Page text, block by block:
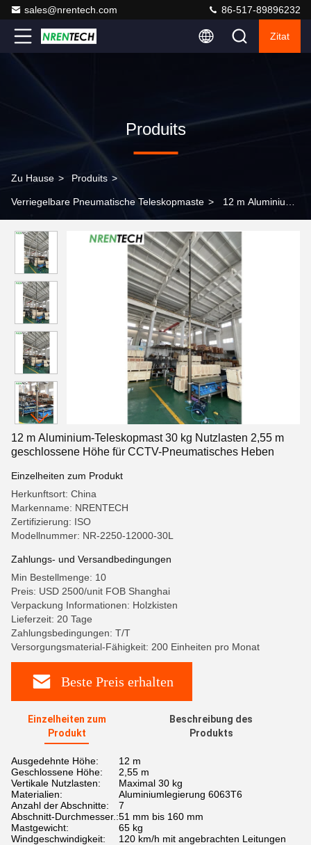
sales@nrentech.com 86-517-89896232
Zitat
Produits
Zu Hause > Produits >
Verriegelbare Pneumatische Teleskopmaste > 12 m Aluminium-
CCTV-Pneumatisches Heben
12 m Aluminium-Teleskopmast 30 kg Nutzlasten 2,55 m
geschlossene Höhe für CCTV-Pneumatisches Heben
Einzelheiten zum Produkt
Herkunftsort: China
Markenname: NRENTECH
Zertifizierung: ISO
Modellnummer: NR-2250-12000-30L
Zahlungs- und Versandbedingungen
Min Bestellmenge: 10
Preis: USD 2500/unit FOB Shanghai
Verpackung Informationen: Holzkisten
Lieferzeit: 20 Tage
Zahlungsbedingungen: T/T
Versorgungsmaterial-Fähigkeit: 200 Einheiten pro Monat
Beste Preis erhalten
Einzelheiten zum
Produkt
Beschreibung des
Produkts
Ausgedehnte Höhe:
12 m
Geschlossene Höhe:
2,55 m
Vertikale Nutzlasten:
Maximal 30 kg
Materialien:
Aluminiumlegierung 6063T6
Anzahl der Abschnitte:
7
Abschnitt-Durchmesser.:51 mm bis 160 mm
Mastgewicht:
65 kg
Windgeschwindigkeit:
120 km/h mit angebrachten Leitungen